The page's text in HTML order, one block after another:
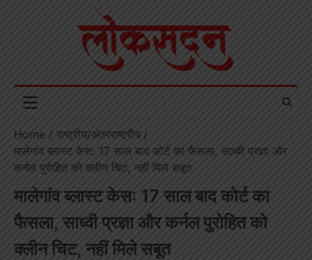
Home
राष्ट्रीय/अंतरराष्ट्रीय
मालेगांव ब्लास्ट केस: 17 साल बाद कोर्ट का फैसला, साध्वी प्रज्ञा और
कर्नल पुरोहित को क्लीन चिट, नहीं मिले सबूत
मालेगांव ब्लास्ट केस: 17 साल बाद कोर्ट का
फैसला, साध्वी प्रज्ञा और कर्नल पुरोहित को
क्लीन चिट, नहीं मिले सबूत